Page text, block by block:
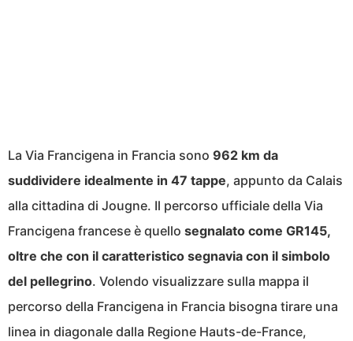
La Via Francigena in Francia sono 962 km da
suddividere idealmente in 47 tappe, appunto da Calais
alla cittadina di Jougne. Il percorso ufficiale della Via
Francigena francese è quello segnalato come GR145,
oltre che con il caratteristico segnavia con il simbolo
del pellegrino. Volendo visualizzare sulla mappa il
percorso della Francigena in Francia bisogna tirare una
linea in diagonale dalla Regione Hauts-de-France,